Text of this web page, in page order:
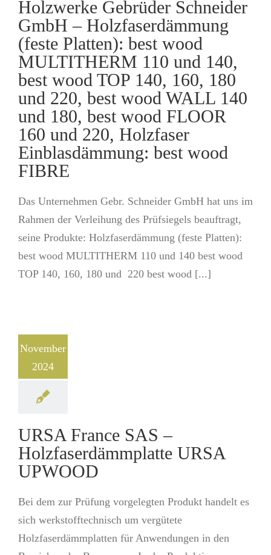
Holzwerke Gebrüder Schneider
GmbH – Holzfaserdämmung
(feste Platten): best wood
MULTITHERM 110 und 140,
best wood TOP 140, 160, 180
und 220, best wood WALL 140
und 180, best wood FLOOR
160 und 220, Holzfaser
Einblasdämmung: best wood
FIBRE
Das Unternehmen Gebr. Schneider GmbH hat uns im
Rahmen der Verleihung des Prüfsiegels beauftragt,
seine Produkte: Holzfaserdämmung (feste Platten):
best wood MULTITHERM 110 und 140 best wood
TOP 140, 160, 180 und 220 best wood [...]
November
2024
URSA France SAS –
Holzfaserdämmplatte URSA
UPWOOD
Bei dem zur Prüfung vorgelegten Produkt handelt es
sich werkstofftechnisch um vergütete
Holzfaserdämmplatten für Anwendungen in den